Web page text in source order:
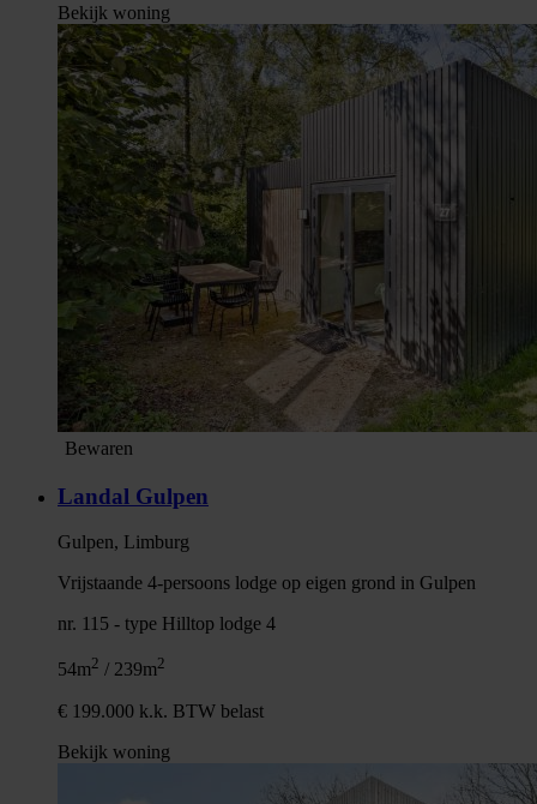
Bekijk woning
Bewaren
Landal Gulpen
Gulpen, Limburg
Vrijstaande 4-persoons lodge op eigen grond in Gulpen
nr. 115 - type Hilltop lodge 4
54m2 / 239m2
€ 199.000 k.k. BTW belast
Bekijk woning